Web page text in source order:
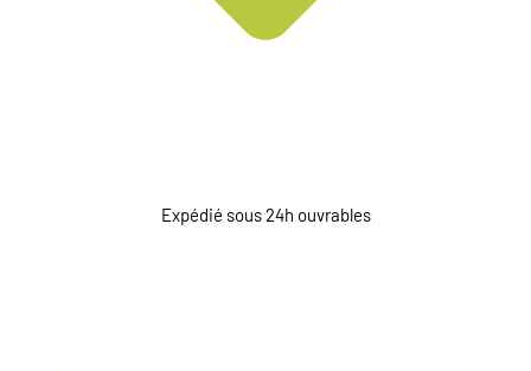
Expédié sous 24h ouvrables